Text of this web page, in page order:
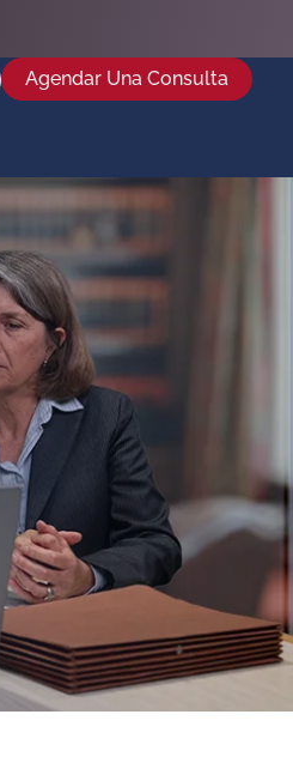
Agendar Una Consulta